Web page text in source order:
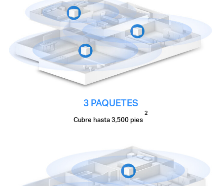
3 PAQUETES
Cubre hasta 3,500 pies
2